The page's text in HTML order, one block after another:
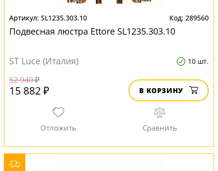
SL1235.303.10 289560
Подвесная люстра Ettore SL1235.303.10
ST Luce (Италия) 10 шт.
52 940 ₽
15 882 ₽ В КОРЗИНУ